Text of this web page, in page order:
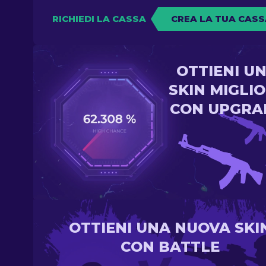
RICHIEDI LA CASSA CREA LA TUA
OTTIENI
SKIN
CON
OTTIENI UNA NUOVA
CON BATTLE